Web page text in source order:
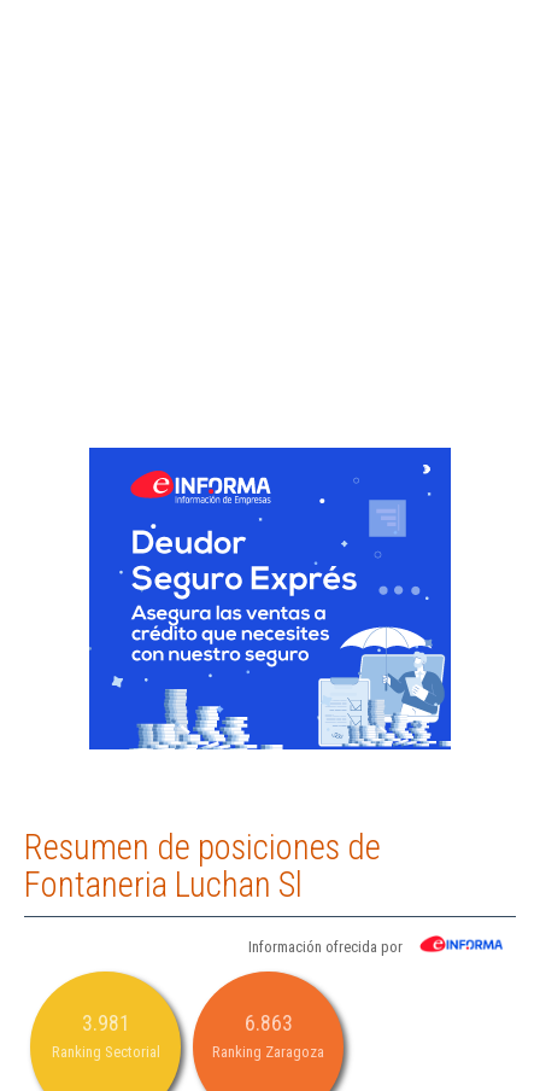
Resumen de posiciones de
Fontaneria Luchan Sl
Información ofrecida por
3.981
Ranking Sectorial
6.863
Ranking Zaragoza